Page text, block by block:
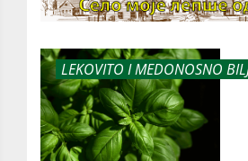
LEKOVITO I MEDONOSNO